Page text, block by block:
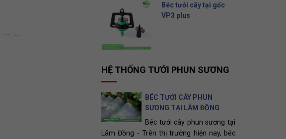
Béc tưới cây tại gốc
VP3 plus
HỆ THỐNG TƯỚI PHUN SƯƠNG
BÉC TƯỚI CÂY PHUN
SƯƠNG TẠI LÂM ĐỒNG
Béc tưới cây phun sương tại
Lâm Đồng - Trên thị trường hiện nay, béc